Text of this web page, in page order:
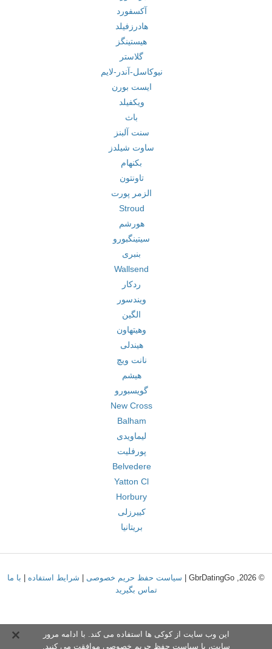
آکسفورد
هادرزفیلد
هیستینگز
گلاستر
نیوکاسل-آندر-لایم
ایست بورن
ویکفیلد
باث
سنت آلبنز
ساوت شیلدز
بکنهام
تاونتون
الزمر پورت
Stroud
هورشم
سیتینگبورو
بنبری
Wallsend
ردکار
ویندسور
الگین
وهیتهاون
هیندلی
نانت ویچ
هیشم
گویسبورو
New Cross
Balham
لیماویدی
پورفلیت
Belvedere
Yatton Cl
Horbury
کییرزلی
بریتانیا
© 2026, GbrDatingGo | سیاست حفظ حریم خصوصی شرایط استفاده
با ما
تماس بگیرید
این وب سایت از کوکی ها استفاده می کند. با ادامه مرور
سایت، با سیاست حفظ حریم خصوصی موافقت می کنید.